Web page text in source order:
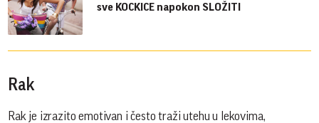
sve KOCKICE napokon SLOŽITI
Rak
Rak je izrazito emotivan i često traži utehu u lekovima,